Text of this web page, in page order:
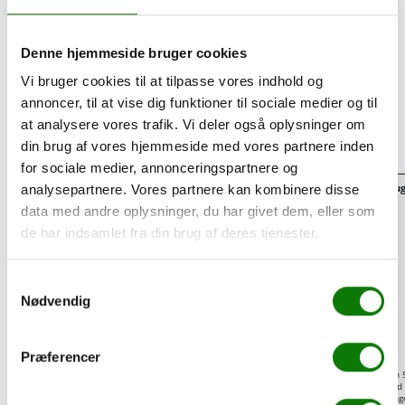
Denne hjemmeside bruger cookies
Vi bruger cookies til at tilpasse vores indhold og
annoncer, til at vise dig funktioner til sociale medier og til
at analysere vores trafik. Vi deler også oplysninger om
din brug af vores hjemmeside med vores partnere inden
for sociale medier, annonceringspartnere og
analysepartnere. Vores partnere kan kombinere disse
data med andre oplysninger, du har givet dem, eller som
de har indsamlet fra din brug af deres tjenester.
Nødvendig
Præferencer
Priseksempel for leasing af bil
For at give dig et overblik, har vi lavet et par
priseksempler på, hvad det kunne koste at lease en ny
og en brugt bil i mellemklassen
Mazda3 (ny) VW Golf
Førstegangsydelse 10.000,-
Førstegangsydelse
Etablering
4.875,-
Etablering
Mdl. ydelse
3.226,-
Mdl. ydelse
år
Grøn ejerafgift
Beregningen er baseret på privatleasing af en Mazda3 2,0 150hk, Style 5-d man. samt en
Golf med med en leasingperiode på 36 måneder og årlig kørsel på 15.000 km, begge
uden dæk. Udgifter til forsikring, vinter/sommerdæk og brændstof er udeladt af